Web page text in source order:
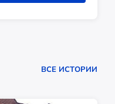
ВСЕ ИСТОРИИ